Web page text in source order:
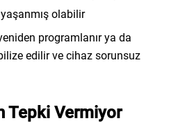
olabilir
programlanır ya da
edilir ve cihaz sorunsuz
Tepki Vermiyor